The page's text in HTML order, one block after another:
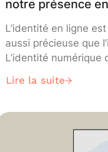
notre présence
L’identité en ligne
aussi précieuse que
L’identité numérique
Internet : noms et
réseaux sociaux ou
Lire la suite